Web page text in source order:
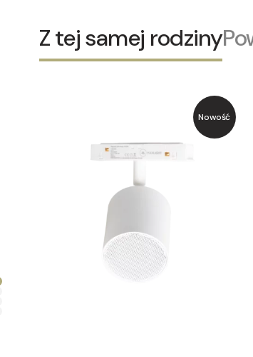
Z tej samej rodziny
Nowość